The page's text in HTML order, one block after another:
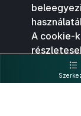
A cookie-
kattintva